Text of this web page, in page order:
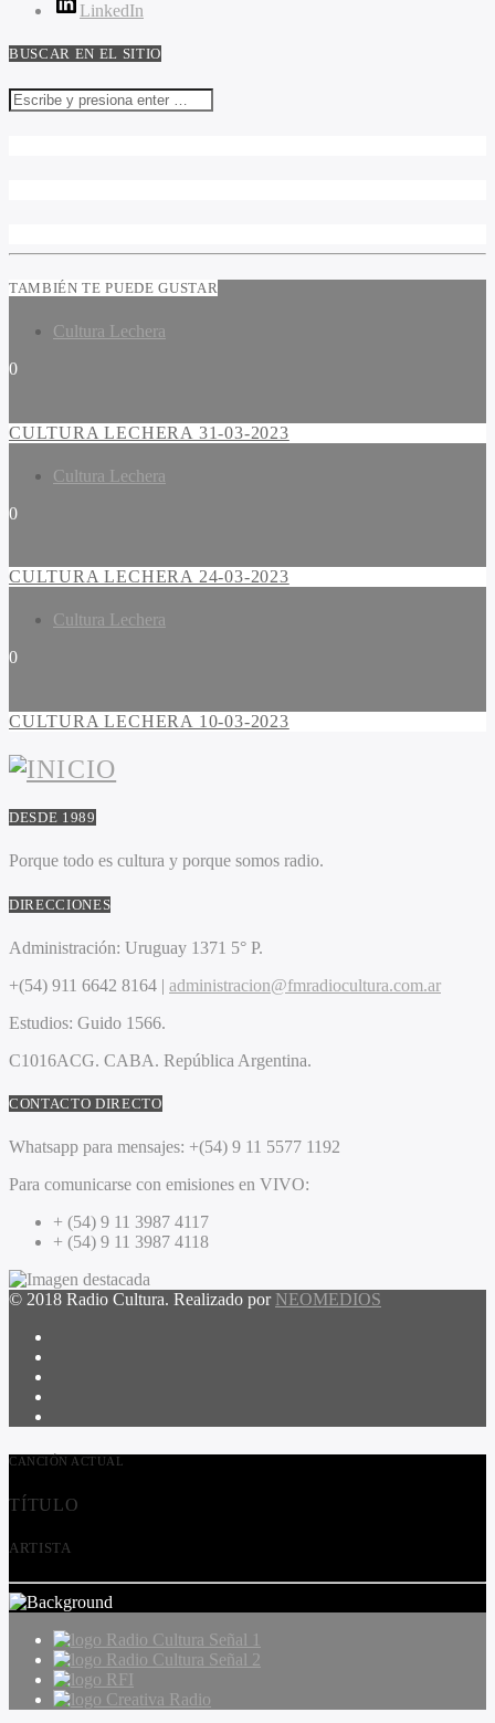
LinkedIn
BUSCAR EN EL SITIO
TAMBIÉN TE PUEDE GUSTAR
Cultura Lechera
0
CULTURA LECHERA 31-03-2023
Cultura Lechera
0
CULTURA LECHERA 24-03-2023
Cultura Lechera
0
CULTURA LECHERA 10-03-2023
DESDE 1989
Porque todo es cultura y porque somos radio.
DIRECCIONES
Administración: Uruguay 1371 5° P.
+(54) 911 6642 8164 | administracion@fmradiocultura.com.ar
Estudios: Guido 1566.
C1016ACG. CABA. República Argentina.
CONTACTO DIRECTO
Whatsapp para mensajes: +(54) 9 11 5577 1192
Para comunicarse con emisiones en VIVO:
+ (54) 9 11 3987 4117
+ (54) 9 11 3987 4118
© 2018 Radio Cultura. Realizado por NEOMEDIOS
CANCIÓN ACTUAL
TÍTULO
ARTISTA
Radio Cultura Señal 1
Radio Cultura Señal 2
RFI
Creativa Radio